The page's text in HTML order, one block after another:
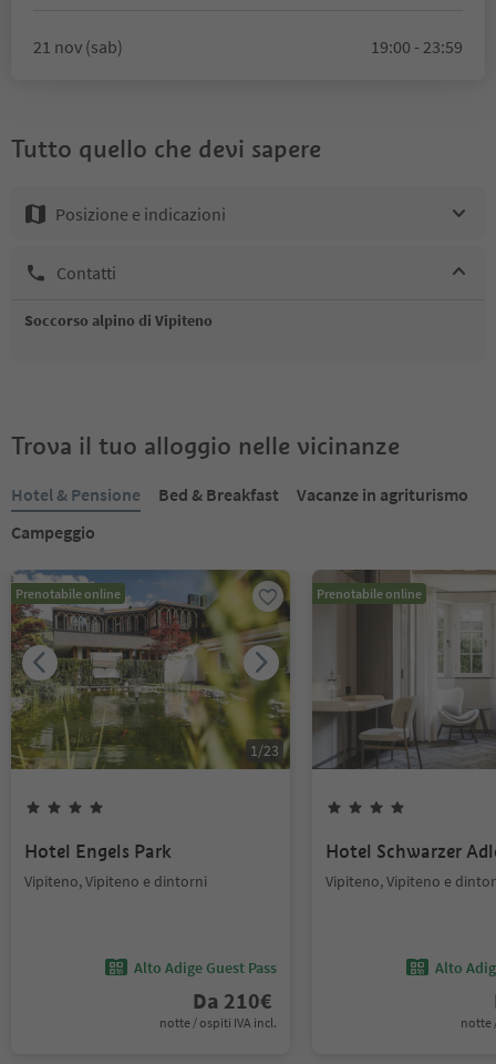
21 nov (sab) 19:00 - 23:59
Tutto quello che devi sapere
Posizione e indicazioni
Contatti
Soccorso alpino di Vipiteno
Trova il tuo alloggio nelle vicinanze
Hotel & Pensione Bed & Breakfast
Vacanze in agriturismo
Campeggio
Prenotabile online
1/23
Hotel Engels Park
Vipiteno, Vipiteno e dintorni
Alto Adige Guest Pass
Da 210€
notte / ospiti IVA incl.
Prenotabile online
Hotel Schwarzer
Vipiteno, Vipiteno e
Alto
notte